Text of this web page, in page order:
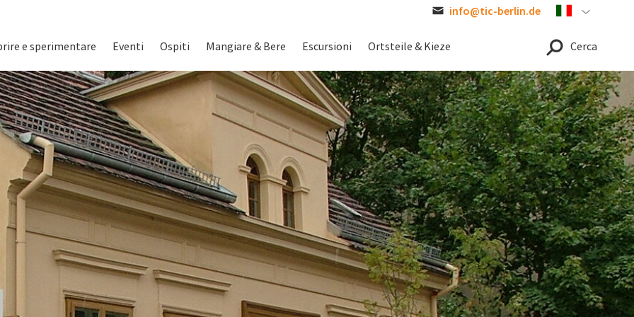
e sperimentare Eventi Ospiti Mangiare & Bere Escursioni Ortsteile & Kieze Cerca
info@tic-berlin.de Italian